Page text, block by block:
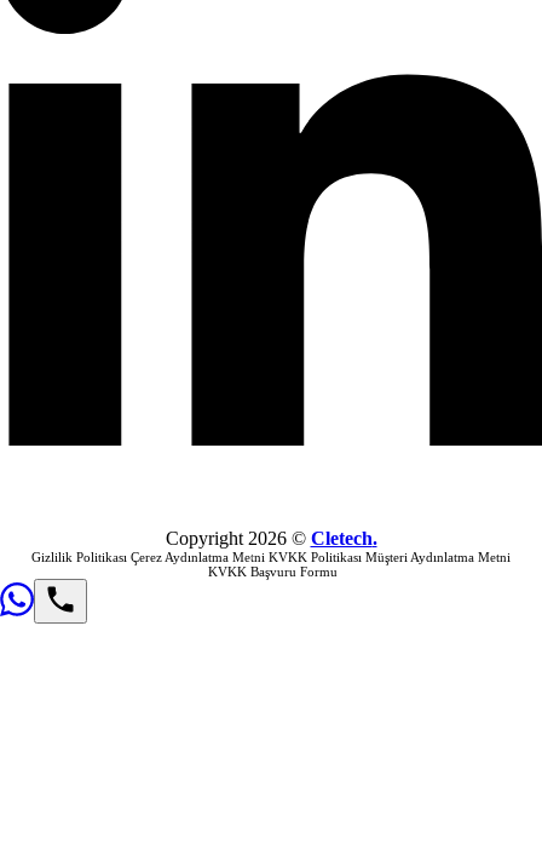
Copyright2026© Cletech.
Gizlilik Politikası Çerez Aydınlatma Metni KVKK Politikası Müşteri Aydınlatma Metni
KVKK Başvuru Formu